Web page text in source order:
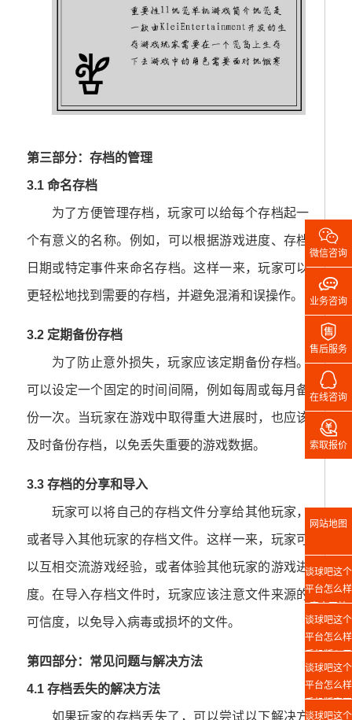
第三部分：存档的管理
3.1 命名存档
为了方便管理存档，玩家可以给每个存档起一
个有意义的名称。例如，可以根据游戏进度、存档
日期或特定事件来命名存档。这样一来，玩家可以
更轻松地找到需要的存档，并避免混淆和误操作。
3.2 定期备份存档
为了防止意外损失，玩家应该定期备份存档。
可以设定一个固定的时间间隔，例如每周或每月备
份一次。当玩家在游戏中取得重大进展时，也应该
及时备份存档，以免丢失重要的游戏数据。
3.3 存档的分享和导入
玩家可以将自己的存档文件分享给其他玩家，
或者导入其他玩家的存档文件。这样一来，玩家可
以互相交流游戏经验，或者体验其他玩家的游戏进
度。在导入存档文件时，玩家应该注意文件来源的
可信度，以免导入病毒或损坏的文件。
第四部分：常见问题与解决方法
4.1 存档丢失的解决方法
如果玩家的存档丢失了，可以尝试以下解决方

微信咨询

业务咨询

售后服务

在线咨询

索取报价
网站地图
谈球吧这个
平台怎么样
官方网站
谈球吧这个
平台怎么样
手机版入口
谈球吧这个
平台怎么样
手机版官网
谈球吧这个